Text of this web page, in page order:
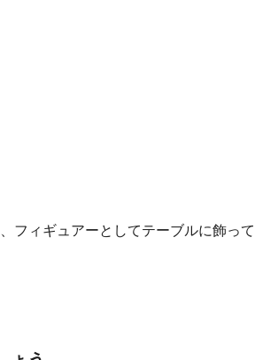
フィギュアーとしてテーブルに飾って